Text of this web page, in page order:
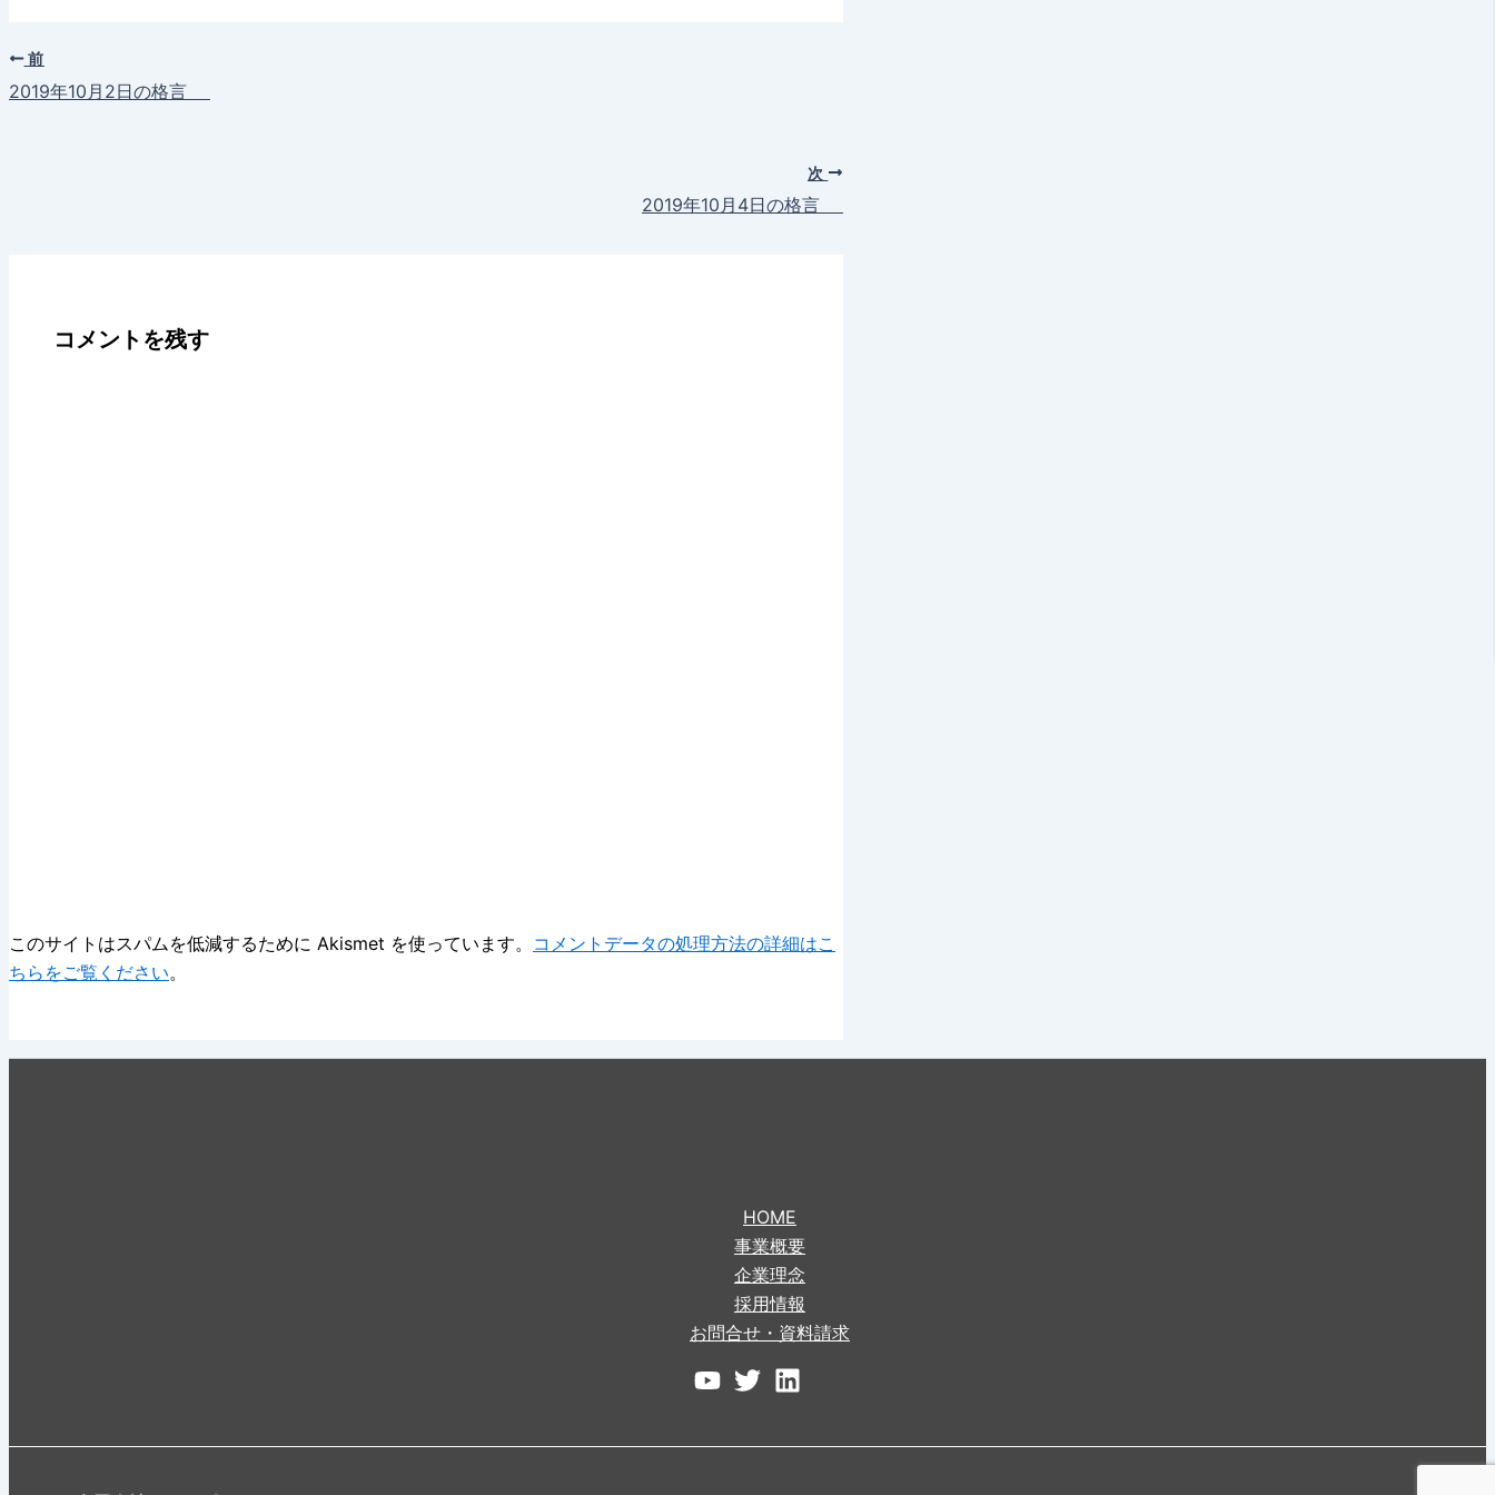
前
2019年10月2日の格言
次
2019年10月4日の格言
コメントを残す
このサイトはスパムを低減するために Akismet を使っています。 コメントデータの処理方法の詳細はこ
ちらをご覧ください。
HOME
事業概要
企業理念
採用情報
お問合せ・資料請求